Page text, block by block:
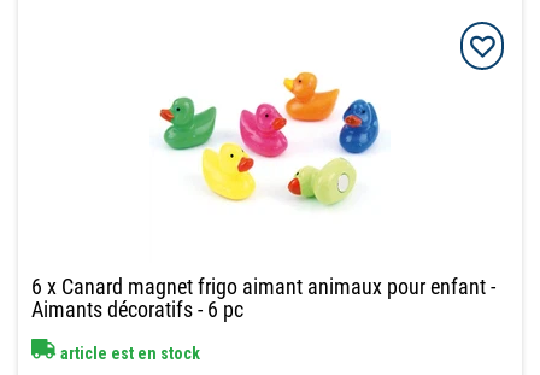
6 x Canard magnet frigo aimant animaux pour enfant -
Aimants décoratifs - 6 pc
article est en stock